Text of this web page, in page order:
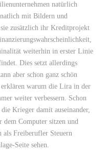
natürlich
mit Bildern und
zusätzlich ihr Kreditprojekt
weiterhin in erster Linie
Dies setzt allerdings
aber schon ganz schön
warum die Lira in der
weiter verbessern. Schon
Krieger damit auseinander,
dem Computer sitzen und
als Freiberufler Steuern
Seite sehen.